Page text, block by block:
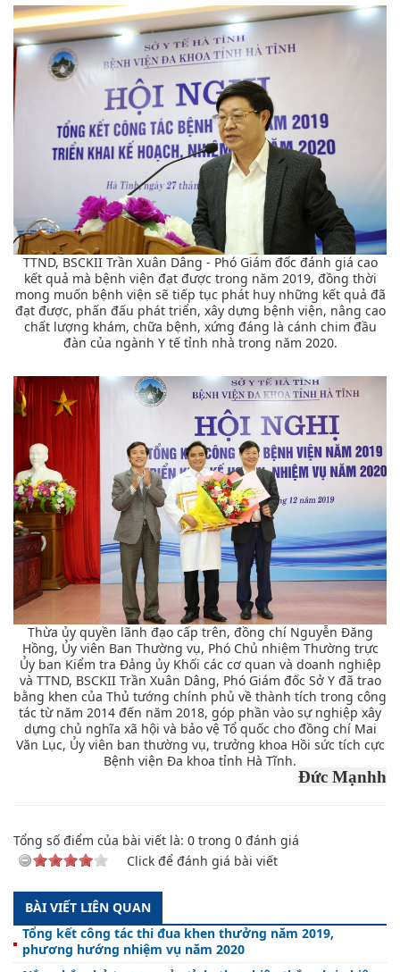
TTND, BSCKII Trần Xuân Dâng - Phó Giám đốc đánh giá cao
kết quả mà bệnh viện đạt được trong năm 2019, đồng thời
mong muốn bệnh viện sẽ tiếp tục phát huy những kết quả đã
đạt được, phấn đấu phát triển, xây dựng bệnh viện, nâng cao
chất lượng khám, chữa bệnh, xứng đáng là cánh chim đầu
đàn của ngành Y tế tỉnh nhà trong năm 2020.
Thừa ủy quyền lãnh đạo cấp trên, đồng chí Nguyễn Đăng
Hồng, Ủy viên Ban Thường vụ, Phó Chủ nhiệm Thường trực
Ủy ban Kiểm tra Đảng ủy Khối các cơ quan và doanh nghiệp
và TTND, BSCKII Trần Xuân Dâng, Phó Giám đốc Sở Y đã trao
bằng khen của Thủ tướng chính phủ về thành tích trong công
tác từ năm 2014 đến năm 2018, góp phần vào sự nghiệp xây
dựng chủ nghĩa xã hội và bảo vệ Tổ quốc cho đồng chí Mai
Văn Lục, Ủy viên ban thường vụ, trưởng khoa Hồi sức tích cực
Bệnh viện Đa khoa tỉnh Hà Tĩnh.
Đức Mạnhh
Tổng số điểm của bài viết là: 0 trong 0 đánh giá
Click để đánh giá bài viết
BÀI VIẾT LIÊN QUAN
Tổng kết công tác thi đua khen thưởng năm 2019,
phương hướng nhiệm vụ năm 2020